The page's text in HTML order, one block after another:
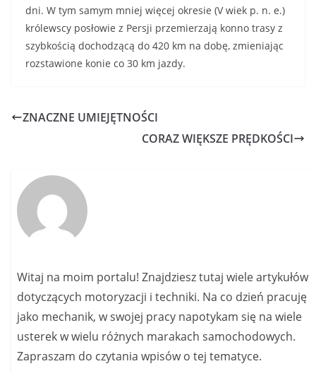
dni. W tym samym mniej więcej okresie (V wiek p. n. e.)
królewscy posłowie z Persji przemierzają konno trasy z
szybkością dochodzącą do 420 km na dobę, zmieniając
rozstawione konie co 30 km jazdy.
ZNACZNE UMIEJĘTNOŚCI
CORAZ WIĘKSZE PRĘDKOŚCI
Witaj na moim portalu! Znajdziesz tutaj wiele artykułów
dotyczących motoryzacji i techniki. Na co dzień pracuję
jako mechanik, w swojej pracy napotykam się na wiele
usterek w wielu różnych marakach samochodowych.
Zapraszam do czytania wpisów o tej tematyce.